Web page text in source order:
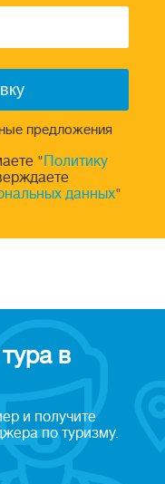
предложения
"Политику
данных"
в
и получите
по туризму.